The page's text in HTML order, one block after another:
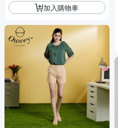
加入購物車